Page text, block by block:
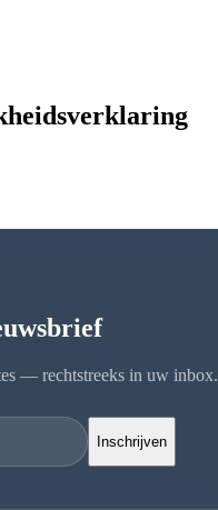
— rechtstreeks in uw inbox.
Inschrijven